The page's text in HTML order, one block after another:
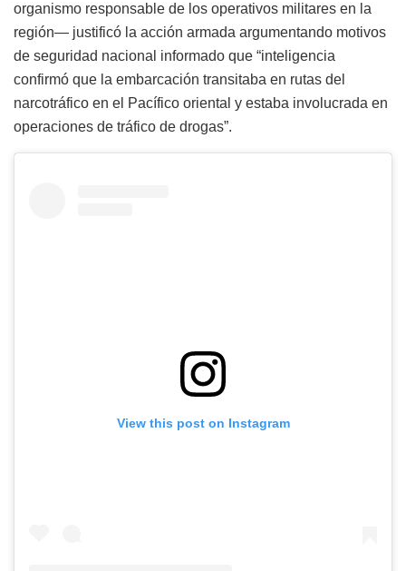
organismo responsable de los operativos militares en la
región— justificó la acción armada argumentando motivos
de seguridad nacional informado que “inteligencia
confirmó que la embarcación transitaba en rutas del
narcotráfico en el Pacífico oriental y estaba involucrada en
operaciones de tráfico de drogas”.
View this post on Instagram